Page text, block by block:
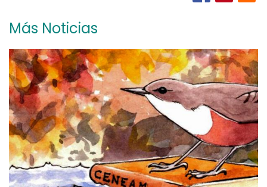
Más Noticias